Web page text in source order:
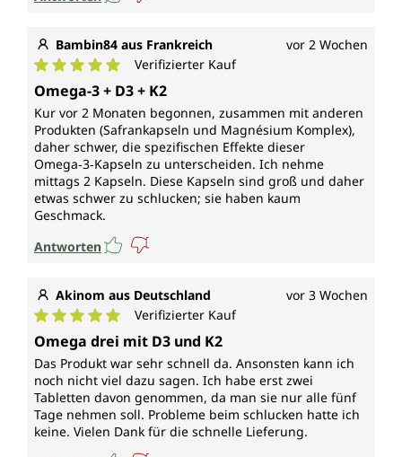
Bambin84 aus Frankreich vor 2 Wochen
Durchschnittliche Bewertung von 5 von 5 Sternen
Verifizierter Kauf
Omega-3 + D3 + K2
Kur vor 2 Monaten begonnen, zusammen mit anderen
Produkten (Safrankapseln und Magnésium Komplex),
daher schwer, die spezifischen Effekte dieser
Omega‑3‑Kapseln zu unterscheiden. Ich nehme
mittags 2 Kapseln. Diese Kapseln sind groß und daher
etwas schwer zu schlucken; sie haben kaum
Geschmack.
Antworten
Akinom aus Deutschland vor 3 Wochen
Durchschnittliche Bewertung von 5 von 5 Sternen
Verifizierter Kauf
Omega drei mit D3 und K2
Das Produkt war sehr schnell da. Ansonsten kann ich
noch nicht viel dazu sagen. Ich habe erst zwei
Tabletten davon genommen, da man sie nur alle fünf
Tage nehmen soll. Probleme beim schlucken hatte ich
keine. Vielen Dank für die schnelle Lieferung.